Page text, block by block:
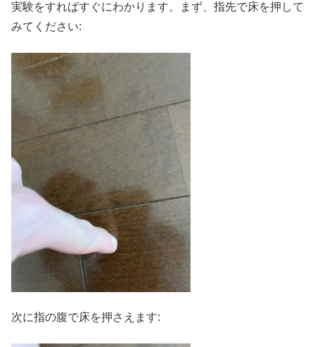
実験をすればすぐにわかります。まず、指先で床を押して
みてください:
次に指の腹で床を押さえます: